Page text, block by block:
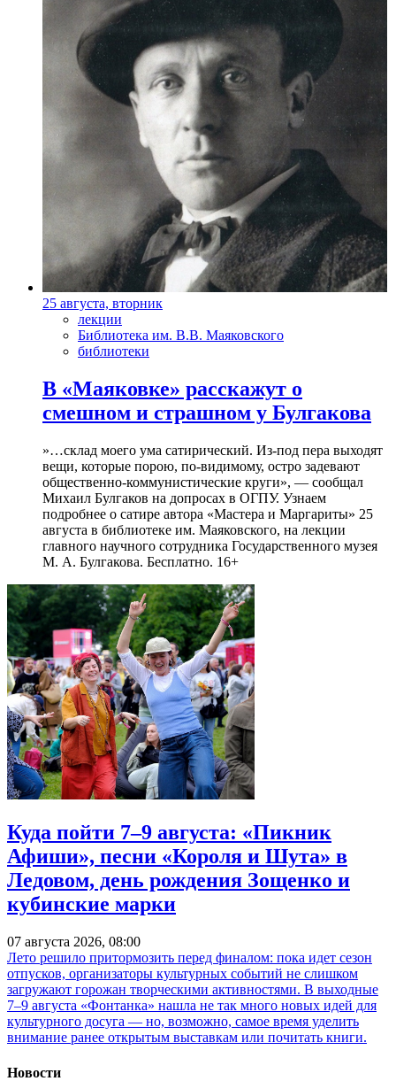
25 августа, вторник
лекции
Библиотека им. В.В. Маяковского
библиотеки
В «Маяковке» расскажут о
смешном и страшном у Булгакова
»…склад моего ума сатирический. Из-под пера выходят
вещи, которые порою, по-видимому, остро задевают
общественно-коммунистические круги», — сообщал
Михаил Булгаков на допросах в ОГПУ. Узнаем
подробнее о сатире автора «Мастера и Маргариты» 25
августа в библиотеке им. Маяковского, на лекции
главного научного сотрудника Государственного музея
М. А. Булгакова. Бесплатно. 16+
Куда пойти 7–9 августа: «Пикник
Афиши», песни «Короля и Шута» в
Ледовом, день рождения Зощенко и
кубинские марки
07 августа 2026, 08:00
Лето решило притормозить перед финалом: пока идет сезон
отпусков, организаторы культурных событий не слишком
загружают горожан творческими активностями. В выходные
7–9 августа «Фонтанка» нашла не так много новых идей для
культурного досуга — но, возможно, самое время уделить
внимание ранее открытым выставкам или почитать книги.
Новости